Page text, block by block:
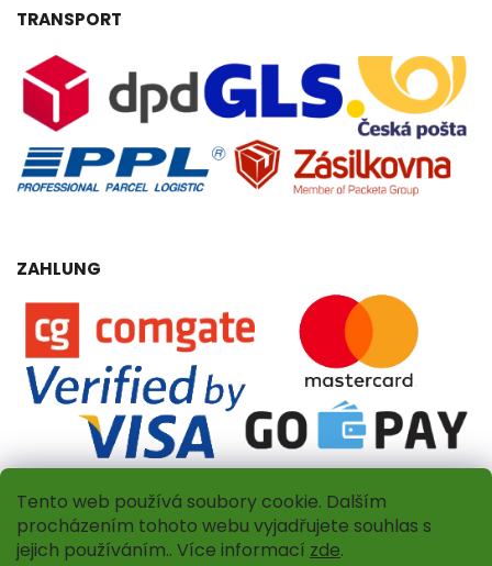
Tento web používá soubory cookie. Dalším
procházením tohoto webu vyjadřujete souhlas s
jejich používáním.. Více informací zde.
TRANSPORT
ZAHLUNG